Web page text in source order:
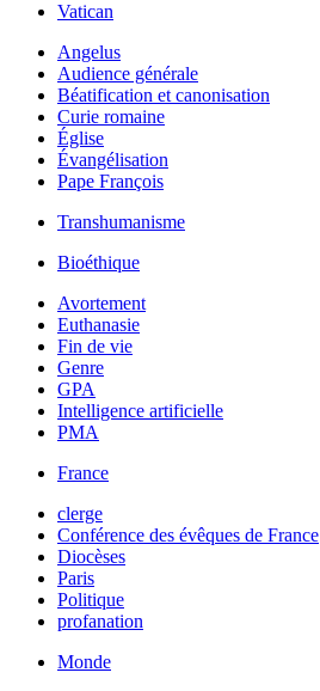
Vatican
Angelus
Audience générale
Béatification et canonisation
Curie romaine
Église
Évangélisation
Pape François
Transhumanisme
Bioéthique
Avortement
Euthanasie
Fin de vie
Genre
GPA
Intelligence artificielle
PMA
France
clerge
Conférence des évêques de France
Diocèses
Paris
Politique
profanation
Monde